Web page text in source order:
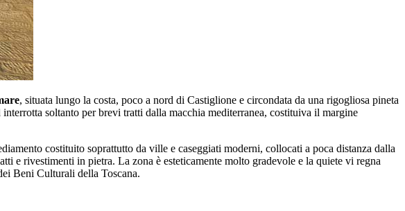
, situata lungo la costa, poco a nord di Castiglione e circondata da una rigogliosa pineta
soltanto per brevi tratti dalla macchia mediterranea, costituiva il margine
costituito soprattutto da ville e caseggiati moderni, collocati a poca distanza dalla
e rivestimenti in pietra. La zona è esteticamente molto gradevole e la quiete vi regna
Beni Culturali della Toscana.